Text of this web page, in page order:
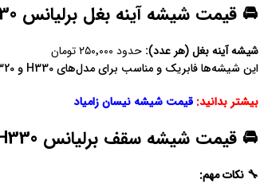
🚘 قیمت شیشه آینه بغل برلیانس H330
شیشه آینه بغل (هر عدد): حدود ۲۵۰٬۰۰۰ تومان
این شیشه‌ها فابریک و مناسب برای مدل‌های H330 و H320 هستند.
بیشتر بدانید: قیمت شیشه نیسان زامیاد
🚘 قیمت شیشه سقف برلیانس H330
🔧 نکات مهم: